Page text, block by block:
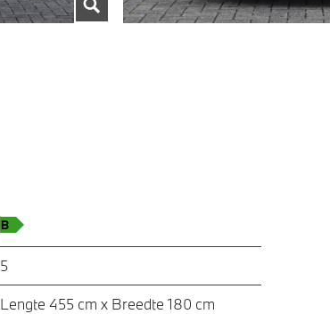
5
Lengte 455 cm x Breedte 180 cm